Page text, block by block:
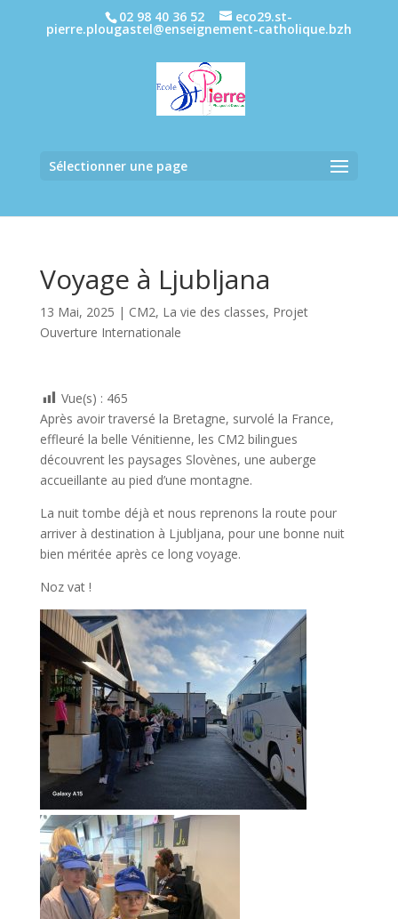
02 98 40 36 52 eco29.st-
pierre.plougastel@enseignement-catholique.bzh
Sélectionner une page
Voyage à Ljubljana
13 Mai, 2025 | CM2, La vie des classes, Projet
Ouverture Internationale
Vue(s) : 465
Après avoir traversé la Bretagne, survolé la France,
effleuré la belle Vénitienne, les CM2 bilingues
découvrent les paysages Slovènes, une auberge
accueillante au pied d’une montagne.
La nuit tombe déjà et nous reprenons la route pour
arriver à destination à Ljubljana, pour une bonne nuit
bien méritée après ce long voyage.
Noz vat !